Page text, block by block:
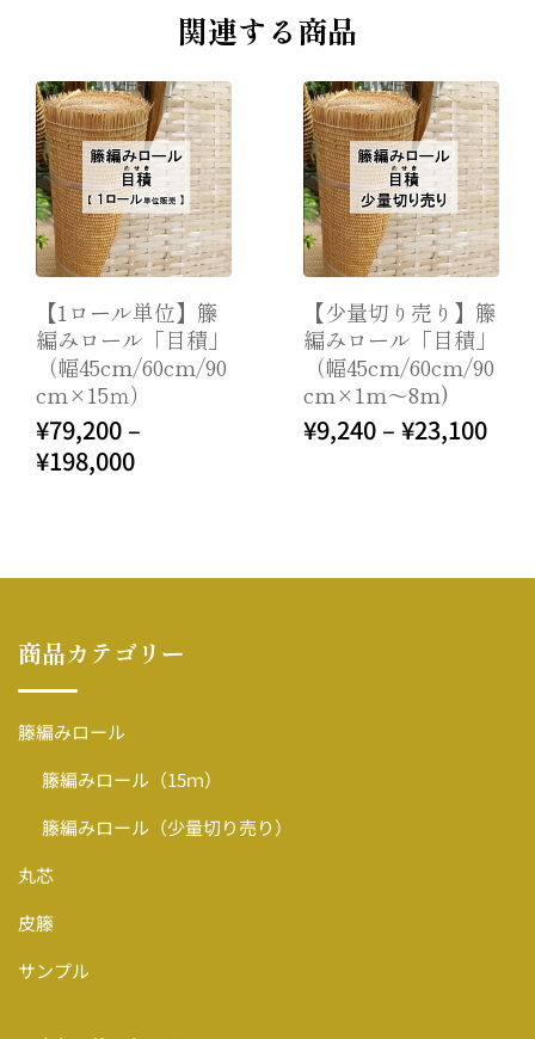
関連する商品
オプションを
選択
【少量切り売り】籐
編みロール「目積」
（幅45cm/60cm/90
cm×1m～8m)
¥9,240–¥
オプションを
選択
【少量切り売り】籐
編みロール「四ツ
目」（幅45cm/60c
m/90cm×1m～8
m)
8,250 23,100
商品カテゴリー
籐編みロール
籐編みロール（15ｍ）
籐編みロール（少量切り売り）
丸芯
皮籐
サンプル